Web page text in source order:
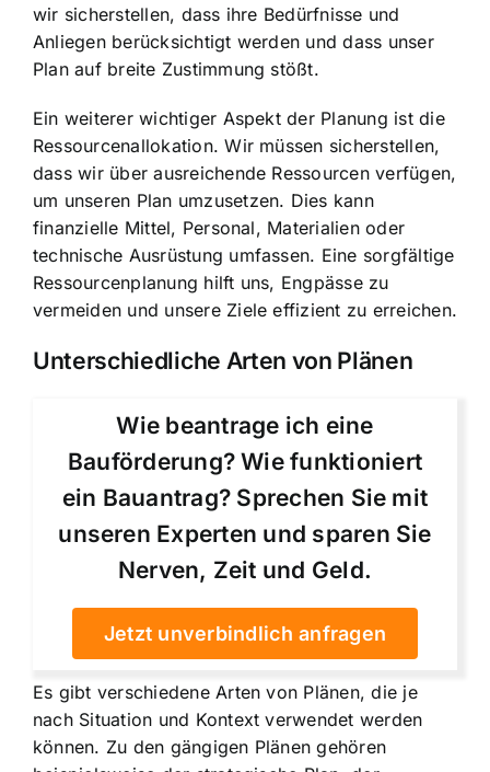
wir sicherstellen, dass ihre Bedürfnisse und
Anliegen berücksichtigt werden und dass unser
Plan auf breite Zustimmung stößt.
Ein weiterer wichtiger Aspekt der Planung ist die
Ressourcenallokation. Wir müssen sicherstellen,
dass wir über ausreichende Ressourcen verfügen,
um unseren Plan umzusetzen. Dies kann
finanzielle Mittel, Personal, Materialien oder
technische Ausrüstung umfassen. Eine sorgfältige
Ressourcenplanung hilft uns, Engpässe zu
vermeiden und unsere Ziele effizient zu erreichen.
Unterschiedliche Arten von Plänen
Wie beantrage ich eine
Bauförderung? Wie funktioniert
ein Bauantrag? Sprechen Sie mit
unseren Experten und sparen Sie
Nerven, Zeit und Geld.
Jetzt unverbindlich anfragen
Es gibt verschiedene Arten von Plänen, die je
nach Situation und Kontext verwendet werden
können. Zu den gängigen Plänen gehören